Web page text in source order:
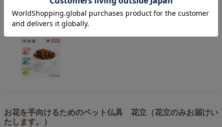
お花を手向けるためのペット仏具 花立（花立のみお届けい
たします。）